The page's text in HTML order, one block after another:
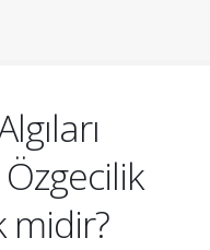
midir?